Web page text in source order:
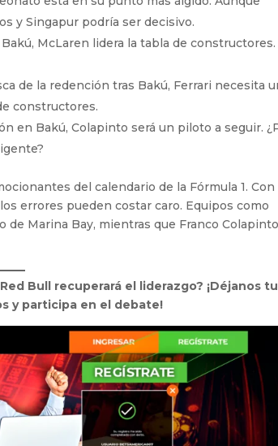
y Singapur podría ser decisivo.
McLaren lidera la tabla de constructores.
de la redención tras Bakú, Ferrari necesita
constructores.
en Bakú, Colapinto será un piloto a seguir.
del calendario de la Fórmula 1. Con
errores pueden costar caro. Equipos como
de Marina Bay, mientras que Franco
Bull recuperará el liderazgo? ¡Déjanos
y participa en el debate!